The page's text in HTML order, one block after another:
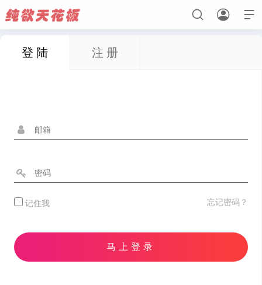



纯真无瑕
登 陆 注 册
记住我 忘记密码？
马上登录